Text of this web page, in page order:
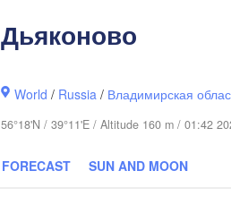
Дьяконово
World / Russia / Владимирская
56°18'N / 39°11'E / Altitude 160 m / 01:42
FORECAST SUN AND MOON